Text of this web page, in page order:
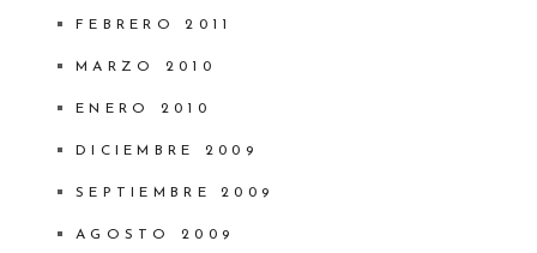
FEBRERO 2011
MARZO 2010
ENERO 2010
DICIEMBRE 2009
SEPTIEMBRE 2009
AGOSTO 2009